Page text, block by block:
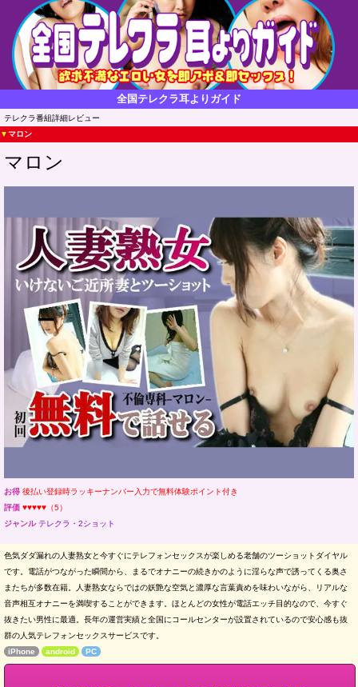
全国テレクラ耳よりガイド
テレクラ番組詳細レビュー
▼マロン
マロン
お得 後払い登録時ラッキーナンバー入力で無料体験ポイント付き
評価 ♥♥♥♥♥（5）
ジャンル テレクラ・2ショット
色気ダダ漏れの人妻熟女と今すぐにテレフォンセックスが楽しめる老舗のツーショットダイヤル
です。電話がつながった瞬間から、まるでオナニーの続きかのように淫らな声で誘ってくる奥さ
またちが多数在籍。人妻熟女ならではの妖艶な空気と濃厚な言葉責めを味わいながら、リアルな
音声相互オナニーを満喫することができます。ほとんどの女性が電話エッチ目的なので、今すぐ
抜きたい男性に最適。長年の運営実績と全国にコールセンターが設置されているので安心感も抜
群の人気テレフォンセックスサービスです。
iPhone
android PC